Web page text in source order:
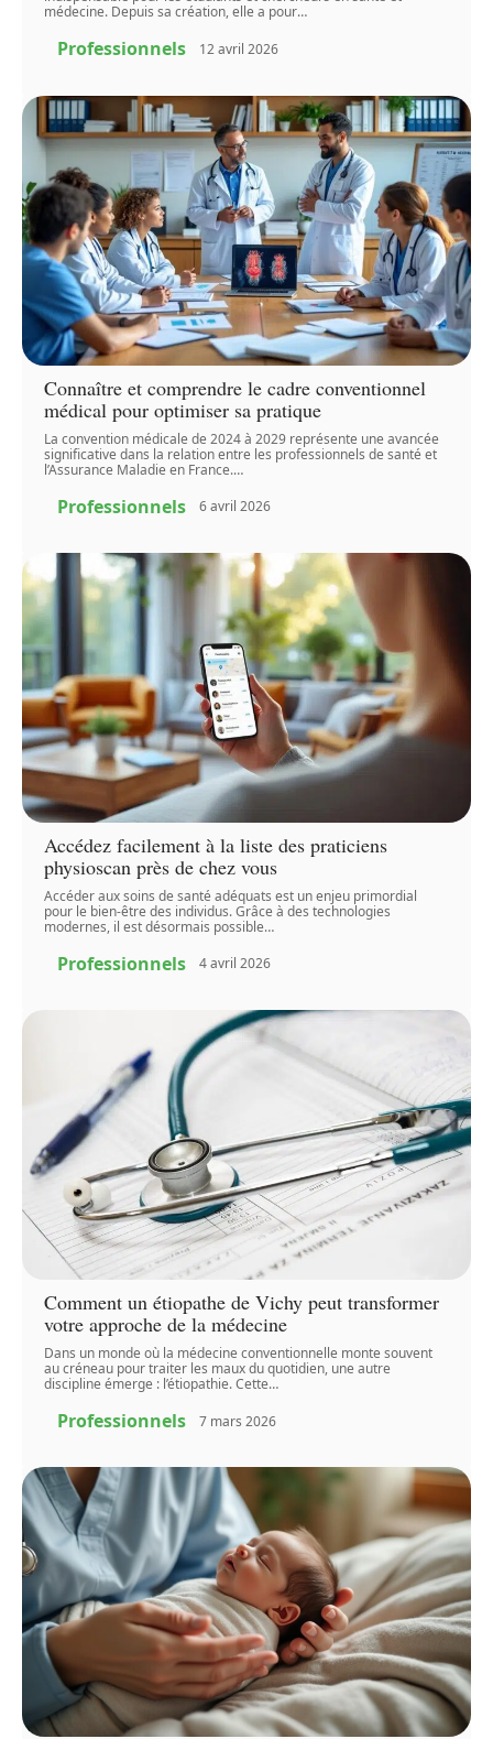
médecine. Depuis sa création, elle a pour…
Professionnels 12 avril 2026
Connaître et comprendre le cadre conventionnel
médical pour optimiser sa pratique
La convention médicale de 2024 à 2029 représente une avancée
significative dans la relation entre les professionnels de santé et
l’Assurance Maladie en France.…
Professionnels 6 avril 2026
Accédez facilement à la liste des praticiens
physioscan près de chez vous
Accéder aux soins de santé adéquats est un enjeu primordial
pour le bien-être des individus. Grâce à des technologies
modernes, il est désormais possible…
Professionnels 4 avril 2026
Comment un étiopathe de Vichy peut transformer
votre approche de la médecine
Dans un monde où la médecine conventionnelle monte souvent
au créneau pour traiter les maux du quotidien, une autre
discipline émerge : l’étiopathie. Cette…
Professionnels 7 mars 2026